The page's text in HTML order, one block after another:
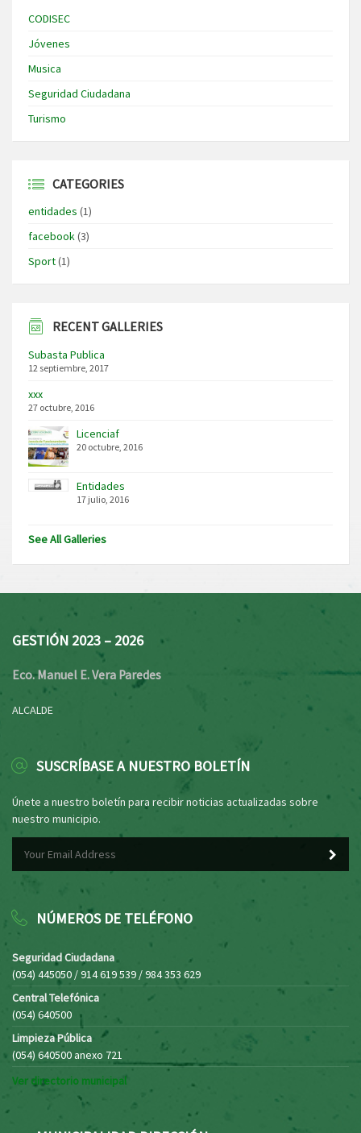
CODISEC
Jóvenes
Musica
Seguridad Ciudadana
Turismo
CATEGORIES
entidades (1)
facebook(3)
Sport(1)
RECENT GALLERIES
Subasta Publica
12 septiembre, 2017
xxx
27 octubre, 2016
Licenciaf
20 octubre, 2016
Entidades
17 julio, 2016
See All Galleries
GESTIÓN 2023 – 2026
Eco. Manuel E. Vera Paredes
ALCALDE
SUSCRÍBASE A NUESTRO BOLETÍN
Únete a nuestro boletín para recibir noticias actualizadas sobre
nuestro municipio.
NÚMEROS DE TELÉFONO
Seguridad Ciudadana
(054) 445050 / 914 619 539 / 984 353 629
Central Telefónica
(054) 640500
Limpieza Pública
(054) 640500 anexo 721
Ver directorio municipal